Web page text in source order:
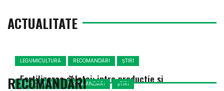
ACTUALITATE
RECOMANDĂRI
LEGUMICULTURĂ RECOMANDĂRI ȘTIRI
Fertilizarea salatei: intre productie si
FLORICULTURA RECOMANDĂRI ȘTIRI